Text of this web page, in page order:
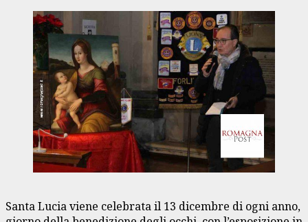
Santa Lucia viene celebrata il 13 dicembre di ogni anno,